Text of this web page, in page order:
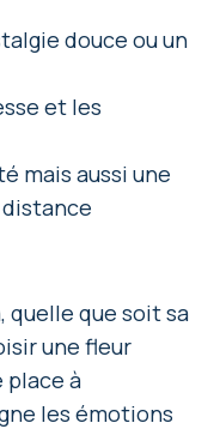
douce ou un
et les
mais aussi une
quelle que soit sa
une fleur
place à
les émotions